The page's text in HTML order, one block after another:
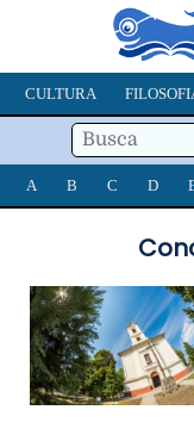
CULTURA
A B C D